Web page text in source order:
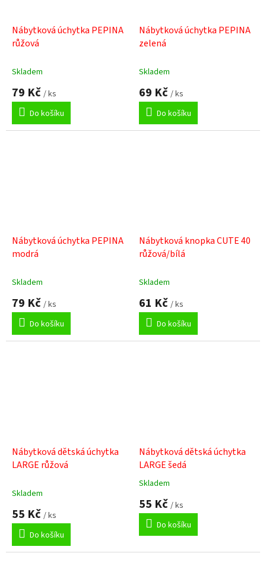
Nábytková úchytka PEPINA
růžová
Skladem
79 Kč / ks
Do košíku
Nábytková úchytka PEPINA
zelená
Skladem
69 Kč / ks
Do košíku
Nábytková úchytka PEPINA
modrá
Skladem
79 Kč / ks
Do košíku
Nábytková knopka CUTE 40
růžová/bílá
Skladem
61 Kč / ks
Do košíku
Nábytková dětská úchytka
LARGE růžová
Skladem
55 Kč / ks
Do košíku
Nábytková dětská úchytka
LARGE šedá
Průměrné
hodnocení
produktu
5,0
5
Skladem
55 Kč / ks
Do košíku